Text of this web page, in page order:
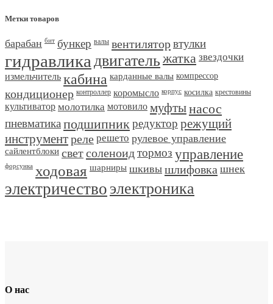
Метки товаров
барабан бит бункер валы вентиляторвтулки
гидравлика двигатель жатка звездочки
измельчитель кабина карданные валы компрессор
кондиционер контроллер коромысло корпус косилка крестовины
культиватор молотилка мотовило муфтынасос
пневматика подшипник редуктор режущий
инструментреле решето рулевое управление
сайлентблоки светсоленоидтормоз управление
форсунка ходовая шарниры шкивы шлифовка шнек
электричество электроника
О нас